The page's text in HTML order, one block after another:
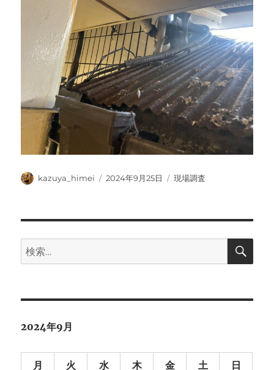
投
kazuya_himei
投
2024年9月25日
カ
現場調査
検
索:
検
2024年9月
月 火 水 木 金 土 日